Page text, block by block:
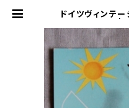
ドイツヴィンテ